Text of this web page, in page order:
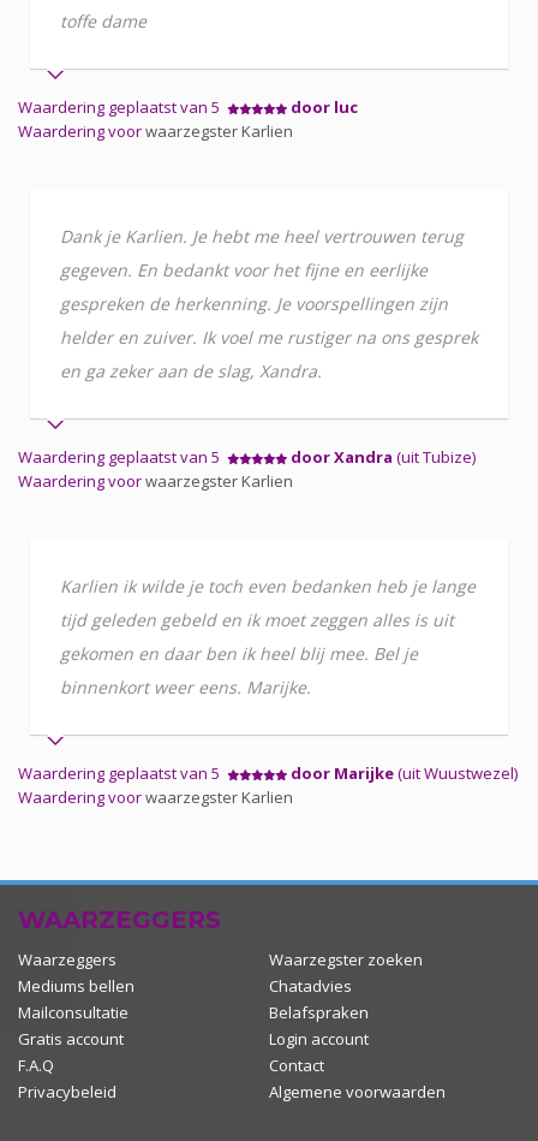
toffe dame
Waardering geplaatst van 5
door luc
Waardering voorwaarzegster Karlien
Dank je Karlien. Je hebt me heel vertrouwen terug
gegeven. En bedankt voor het fijne en eerlijke
gespreken de herkenning. Je voorspellingen zijn
helder en zuiver. Ik voel me rustiger na ons gesprek
en ga zeker aan de slag, Xandra.
Waardering geplaatst van 5 door Xandra (uit Tubize)
Waardering voorwaarzegster Karlien
Karlien ik wilde je toch even bedanken heb je lange
tijd geleden gebeld en ik moet zeggen alles is uit
gekomen en daar ben ik heel blij mee. Bel je
binnenkort weer eens. Marijke.
Waardering geplaatst van 5 door Marijke(uit Wuustwezel)
Waardering voorwaarzegster Karlien
WAARZEGGERS
Waarzeggers
Waarzegster zoeken
Mediums bellen
Chatadvies
Mailconsultatie
Belafspraken
Gratis account
Login account
F.A.Q
Contact
Privacybeleid
Algemene voorwaarden